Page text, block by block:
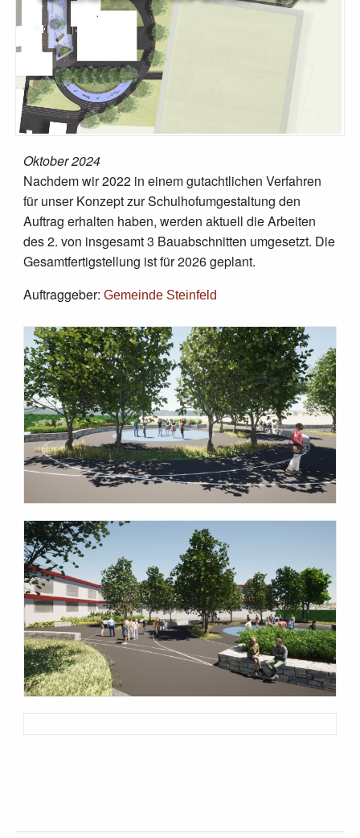
Oktober 2024
Nachdem wir 2022 in einem gutachtlichen Verfahren
für unser Konzept zur Schulhofumgestaltung den
Auftrag erhalten haben, werden aktuell die Arbeiten
des 2. von insgesamt 3 Bauabschnitten umgesetzt. Die
Gesamtfertigstellung ist für 2026 geplant.
Auftraggeber: Gemeinde Steinfeld